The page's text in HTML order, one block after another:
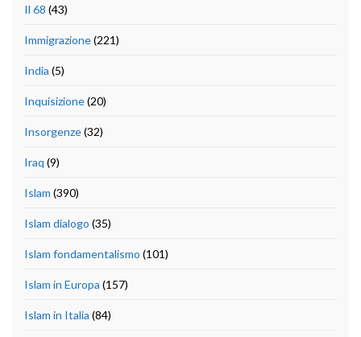
Il 68 (43)
Immigrazione(221)
India (5)
Inquisizione(20)
Insorgenze(32)
Iraq (9)
Islam (390)
Islam dialogo (35)
Islam fondamentalismo (101)
Islam in Europa (157)
Islam in Italia (84)